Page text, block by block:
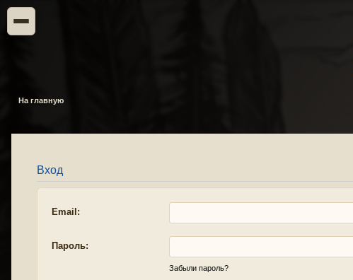
На главную
Вход
Email:
Пароль:
Забыли пароль?